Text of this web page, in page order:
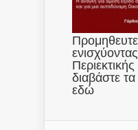
διαβάστε
εδώ